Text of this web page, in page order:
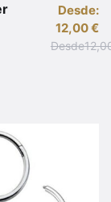
Desde
Desde:
12,00€